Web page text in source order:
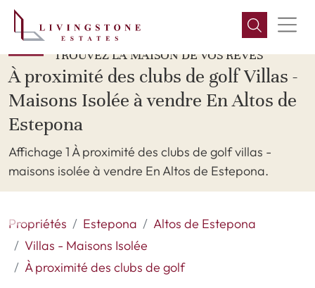
TROUVEZ LA MAISON DE VOS RÊVES
À proximité des clubs de golf Villas -
Maisons Isolée à vendre En Altos de
Estepona
Affichage 1 À proximité des clubs de golf villas -
maisons isolée à vendre En Altos de Estepona.
Propriétés Estepona
Altos de Estepona
Villas - Maisons Isolée
À proximité des clubs de golf